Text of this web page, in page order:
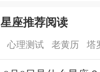
星座推荐阅读
心理测试 老黄历 塔